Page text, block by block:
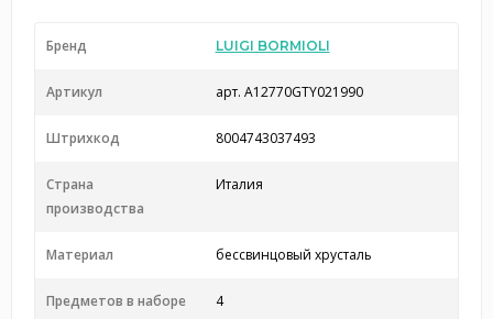
Бренд LUIGI BORMIOLI
Артикул арт. A12770GTY021990
Штрихкод 8004743037493
Страна
производства
Италия
Материал бессвинцовый хрусталь
Предметов в наборе 4